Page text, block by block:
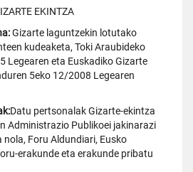
EKINTZA
Gizarte laguntzekin lotutako
kudeaketa, Toki Araubideko
Legearen eta Euskadiko Gizarte
5eko 12/2008 Legearen
Datu pertsonalak Gizarte-ekintza
Administrazio Publikoei jakinarazi
Foru Aldundiari, Eusko
erakunde eta erakunde pribatu